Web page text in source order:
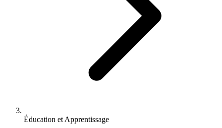
Éducation et Apprentissage